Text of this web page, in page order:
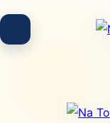
content